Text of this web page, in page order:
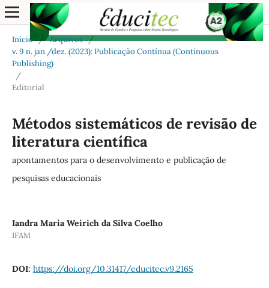
Início / Arquivos /
v. 9 n. jan./dez. (2023): Publicação Contínua (Continuous
Publishing)
/
Editorial
Métodos sistemáticos de revisão de
literatura científica
apontamentos para o desenvolvimento e publicação de
pesquisas educacionais
Iandra Maria Weirich da Silva Coelho
IFAM
DOI: https://doi.org/10.31417/educitec.v9.2165